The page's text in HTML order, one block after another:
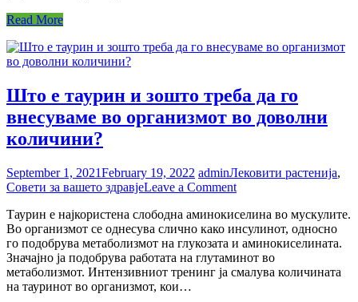
Read More
Што е таурин и зошто треба да го
внесуваме во организмот во доволни
количини?
September 1, 2021February 19, 2022 adminЛековити растенија,
Совети за вашето здравјеLeave a Commenton
е
таурин
и
зошто
треба
Таурин е најкористена слободна аминокиселина во мускулите.
Во организмот се однесува слично како инсулинот, односно
го подобрува метаболизмот на глукозата и aминокиселината.
Значајно ја подобрува работата на глутаминот во
метаболизмот. Интензивниот тренинг ја смалува количината
на тауринот во организмот, кои…